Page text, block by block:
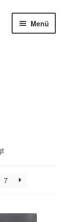
Menü
Nach
7